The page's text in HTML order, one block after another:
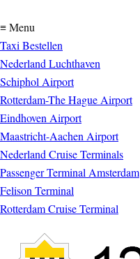
≡ Menu
Taxi Bestellen
Nederland Luchthaven
Schiphol Airport
Rotterdam-The Hague Airport
Eindhoven Airport
Maastricht-Aachen Airport
Nederland Cruise Terminals
Passenger Terminal Amsterdam
Felison Terminal
Rotterdam Cruise Terminal